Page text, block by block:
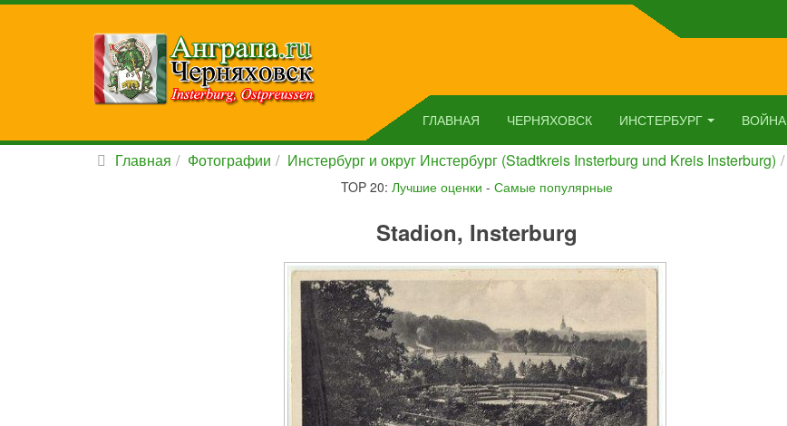
ГЛАВНАЯ ЧЕРНЯХОВСК ИНСТЕРБУРГ ВОЙНА
Главная Фотографии Инстербург и округ Инстербург (Stadtkreis Insterburg und Kreis Insterburg)
TOP 20: Лучшие оценки - Самые популярные
Stadion, Insterburg